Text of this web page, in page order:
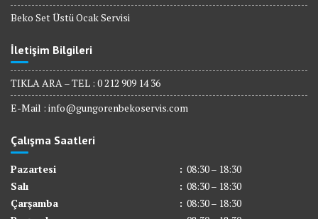
Beko Set Üstü Ocak Servisi
İletişim Bilgileri
TIKLA ARA – TEL : 0 212 909 14 36
E-Mail : info@gungorenbekoservis.com
Çalışma Saatleri
Pazartesi : 08:30 – 18:30
Salı
: 08:30 – 18:30
Çarşamba
: 08:30 – 18:30